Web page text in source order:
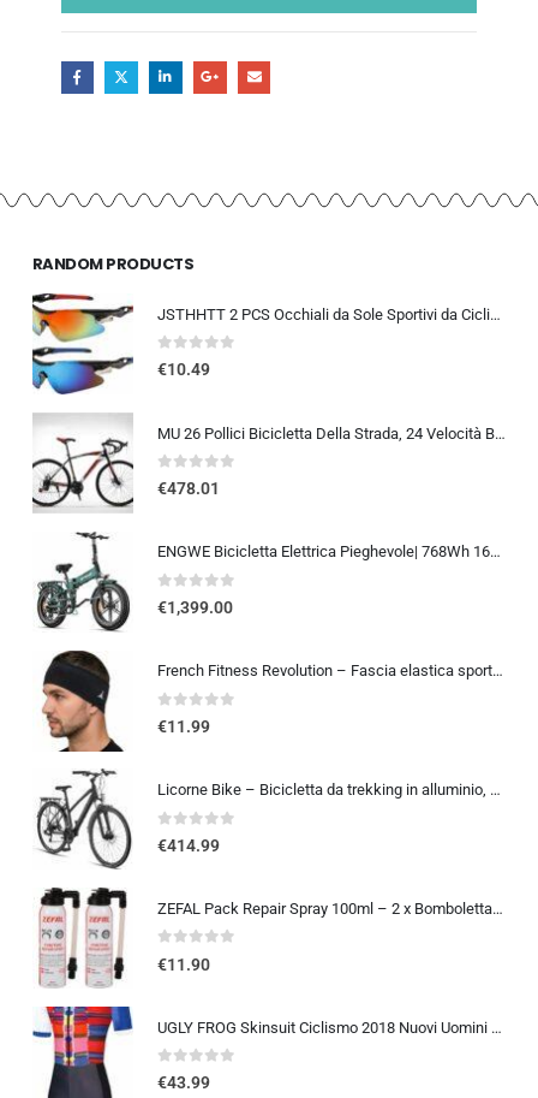
RANDOM PRODUCTS
JSTHHTT 2 PCS Occhiali da Sole Sportivi da Ciclismo,Occhiali da bicicletta antivento,occhiali da ciclismo per uomini donne,pr
0out of 5
€10.49
MU 26 Pollici Bicicletta Della Strada, 24 Velocità Bici, Doppio Freno a Disco, Acciaio Al Carbonio Telaio, Strada Di Corsa…
0out of 5
€478.01
ENGWE Bicicletta Elettrica Pieghevole| 768Wh 16AH Durata 110KM| 20″×4.0″ Fat Tire|Sensore di Coppia| Sospensione Completa| 8 Velocità| ENGINE Pro 2.0
0out of 5
€1,399.00
French Fitness Revolution – Fascia elastica sportiva per uomini e donne – corsa, ciclismo, basket, yoga, fitness – fascia per
0out of 5
€11.99
Licorne Bike – Bicicletta da trekking in alluminio, da 28 pollici, con cambio a 21 marce, freno a disco, mountain bike, bici
0out of 5
€414.99
ZEFAL Pack Repair Spray 100ml – 2 x Bomboletta Ripara Gomme Bici – Gonfia e Ripara Bici – Schrader, Presta e Dunlop – 2 botti
0out of 5
€11.90
UGLY FROG Skinsuit Ciclismo 2018 Nuovi Uomini Traspirante Primavera Estate A Maniche Corta Ciclismo Body All’aperto Sports…
0out of 5
€43.99